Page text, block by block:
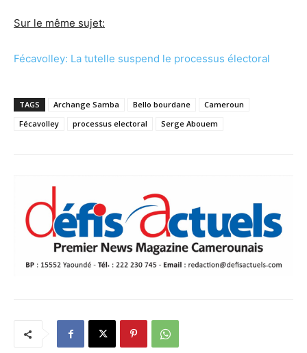
Sur le même sujet:
Fécavolley: La tutelle suspend le processus électoral
TAGS Archange Samba Bello bourdane
Cameroun
Fécavolley
processus electoral Serge Abouem